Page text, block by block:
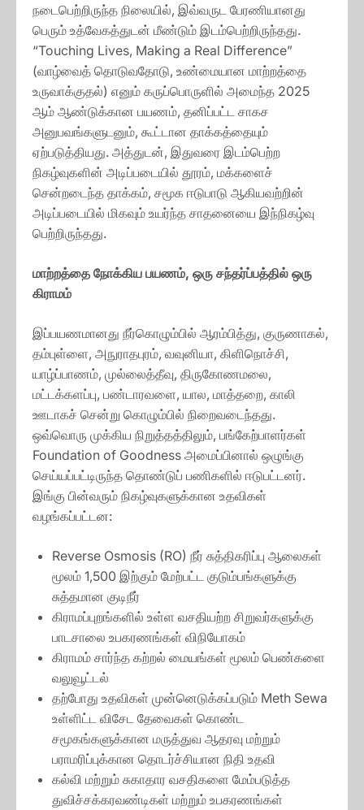
நடைபெற்றிருந்த நிலையில், இவ்வருட பேரணியானது
பெரும் உத்வேகத்துடன் மீண்டும் இடம்பெற்றிருந்தது.
“Touching Lives, Making a Real Difference”
(வாழ்வைத் தொடுவதோடு, உண்மையான மாற்றத்தை
உருவாக்குதல்) எனும் கருப்பொருளில் அமைந்த 2025
ஆம் ஆண்டுக்கான பயணம், தனிப்பட்ட சாகச
அனுபவங்களுடனும், கூட்டான தாக்கத்தையும்
ஏற்படுத்தியது. அத்துடன், இதுவரை இடம்பெற்ற
நிகழ்வுகளின் அடிப்படையில் தூரம், மக்களைச்
சென்றடைந்த தாக்கம், சமூக ஈடுபாடு ஆகியவற்றின்
அடிப்படையில் மிகவும் உயர்ந்த சாதனையை இந்நிகழ்வு
பெற்றிருந்தது.
மாற்றத்தை நோக்கிய பயணம், ஒரு சந்தர்ப்பத்தில் ஒரு
கிராமம்
இப்பயணமானது நீர்கொழும்பில் ஆரம்பித்து, குருணாகல்,
தம்புள்ளை, அநுராதபுரம், வவுனியா, கிளிநொச்சி,
யாழ்ப்பாணம், முல்லைத்தீவு, திருகோணமலை,
மட்டக்களப்பு, பண்டாரவளை, யால, மாத்தறை, காலி
ஊடாகச் சென்று கொழும்பில் நிறைவடைந்தது.
ஒவ்வொரு முக்கிய நிறுத்தத்திலும், பங்கேற்பாளர்கள்
Foundation of Goodness அமைப்பினால் ஒழுங்கு
செய்யப்பட்டிருந்த தொண்டுப் பணிகளில் ஈடுபட்டனர்.
இங்கு பின்வரும் நிகழ்வுகளுக்கான உதவிகள்
வழங்கப்பட்டன:
Reverse Osmosis (RO) நீர் சுத்திகரிப்பு ஆலைகள்
மூலம் 1,500 இற்கும் மேற்பட்ட குடும்பங்களுக்கு
சுத்தமான குடிநீர்
கிராமப்புறங்களில் உள்ள வசதியற்ற சிறுவர்களுக்கு
பாடசாலை உபகரணங்கள் விநியோகம்
கிராமம் சார்ந்த கற்றல் மையங்கள் மூலம் பெண்களை
வலுவூட்டல்
தற்போது உதவிகள் முன்னெடுக்கப்படும் Meth Sewa
உள்ளிட்ட விசேட தேவைகள் கொண்ட
சமூகங்களுக்கான மருத்துவ ஆதரவு மற்றும்
பராமரிப்புக்கான தொடர்ச்சியான நிதி உதவி
கல்வி மற்றும் சுகாதார வசதிகளை மேம்படுத்த
துவிச்சக்கரவண்டிகள் மற்றும் உபகரணங்கள்